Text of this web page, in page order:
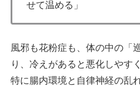
せて温める」
風邪も花粉症も、体の中の「
り、冷えがあると悪化しやす
特に腸内環境と自律神経の乱